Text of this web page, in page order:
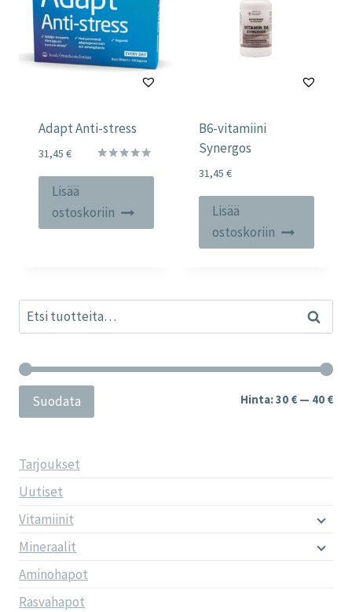
Adapt Anti-stress
31,45 €
Lisää
ostoskoriin
B6-vitamiini
Synergos
31,45 €
Lisää
ostoskoriin
Etsi: Haku
Suodata Hinta:30 € — 40 €
Tarjoukset
Uutiset
Vitamiinit
Mineraalit
Aminohapot
Rasvahapot